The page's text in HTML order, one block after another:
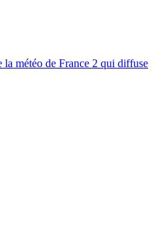
météo de France 2 qui diffuse